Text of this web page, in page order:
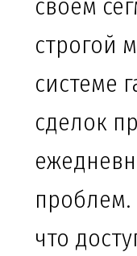
своем
строгой
системе
сделок
что